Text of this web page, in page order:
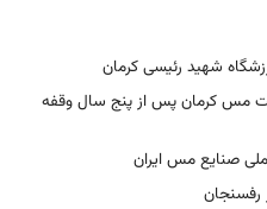
شهید رئیسی کرمان
مس کرمان پس از پنج سال وقفه
صنایع مس ایران